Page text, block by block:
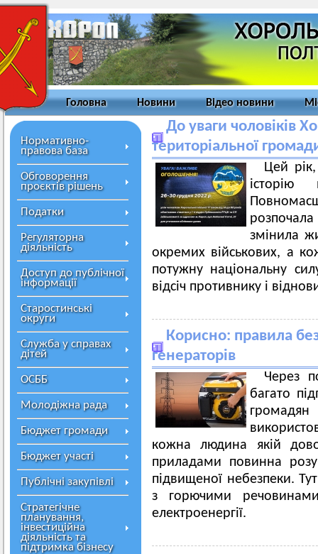
Головна Новини Відео новини
Нормативно-
правова база
Обговорення
проєктів рішень
Податки
Регуляторна
діяльність
Доступ до публічної
інформації
Старостинські
округи
Служба у справах
дітей
ОСББ
Молодіжна рада
Бюджет громади
Бюджет участі
Публічні закупівлі
Стратегічне
планування,
інвестиційна
діяльність та
підтримка бізнесу
До уваги чоловіків
територіальної
Цей
історію
розпочала
змінила
окремих військових, а
потужну національну
відсіч противнику і
Корисно: правила
генераторів
Через
багато
кожна людина якій
приладами повинна
підвищеної небезпеки.
з горючими
електроенергії.